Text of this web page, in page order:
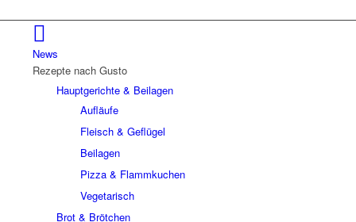
News
Rezepte nach Gusto
Hauptgerichte & Beilagen
Aufläufe
Fleisch & Geflügel
Beilagen
Pizza & Flammkuchen
Vegetarisch
Brot & Brötchen